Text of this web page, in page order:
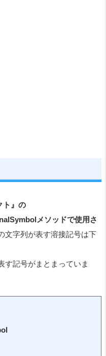
ト』の
メソッドで使用さ
文字列が表す溶接記号は下
す記号がまとまっていま